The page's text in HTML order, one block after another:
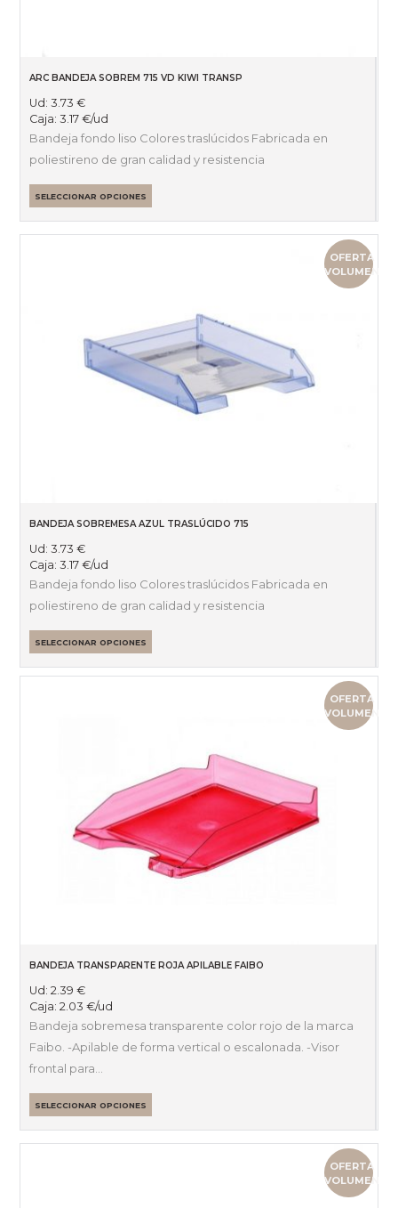
ARC BANDEJA SOBREM 715 VD KIWI TRANSP
Ud:3.73€
Caja:3.17€/ud
Bandeja fondo liso Colores traslúcidos Fabricada en
poliestireno de gran calidad y resistencia
SELECCIONAR OPCIONES
OFERTA
VOLUMEN
BANDEJA SOBREMESA AZUL TRASLÚCIDO 715
Ud:3.73€
Caja:3.17€/ud
Bandeja fondo liso Colores traslúcidos Fabricada en
poliestireno de gran calidad y resistencia
SELECCIONAR OPCIONES
OFERTA
VOLUMEN
BANDEJA TRANSPARENTE ROJA APILABLE FAIBO
Ud:2.39€
Caja:2.03€/ud
Bandeja sobremesa transparente color rojo de la marca
Faibo. -Apilable de forma vertical o escalonada. -Visor
frontal para…
SELECCIONAR OPCIONES
OFERTA
VOLUMEN